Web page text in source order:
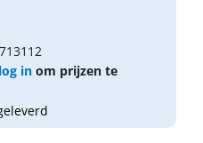
log in om prijzen te